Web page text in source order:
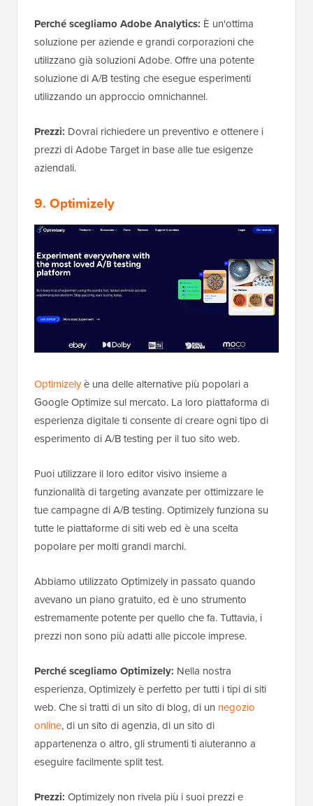
Perché scegliamo Adobe Analytics: È un'ottima
soluzione per aziende e grandi corporazioni che
utilizzano già soluzioni Adobe. Offre una potente
soluzione di A/B testing che esegue esperimenti
utilizzando un approccio omnichannel.
Prezzi: Dovrai richiedere un preventivo e ottenere i
prezzi di Adobe Target in base alle tue esigenze
aziendali.
9. Optimizely
Optimizelyè una delle alternative più popolari a
Google Optimize sul mercato. La loro piattaforma di
esperienza digitale ti consente di creare ogni tipo di
esperimento di A/B testing per il tuo sito web.
Puoi utilizzare il loro editor visivo insieme a
funzionalità di targeting avanzate per ottimizzare le
tue campagne di A/B testing. Optimizely funziona su
tutte le piattaforme di siti web ed è una scelta
popolare per molti grandi marchi.
Abbiamo utilizzato Optimizely in passato quando
avevano un piano gratuito, ed è uno strumento
estremamente potente per quello che fa. Tuttavia, i
prezzi non sono più adatti alle piccole imprese.
Perché scegliamo Optimizely: Nella nostra
esperienza, Optimizely è perfetto per tutti i tipi di siti
web. Che si tratti di un sito di blog, di un negozio
online, di un sito di agenzia, di un sito di
appartenenza o altro, gli strumenti ti aiuteranno a
eseguire facilmente split test.
Prezzi: Optimizely non rivela più i suoi prezzi e